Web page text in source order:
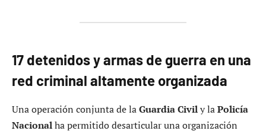
17 detenidos y armas de guerra en una
red criminal altamente organizada
Una operación conjunta de laGuardia Civily laPolicía
Nacionalha permitido desarticular una organización